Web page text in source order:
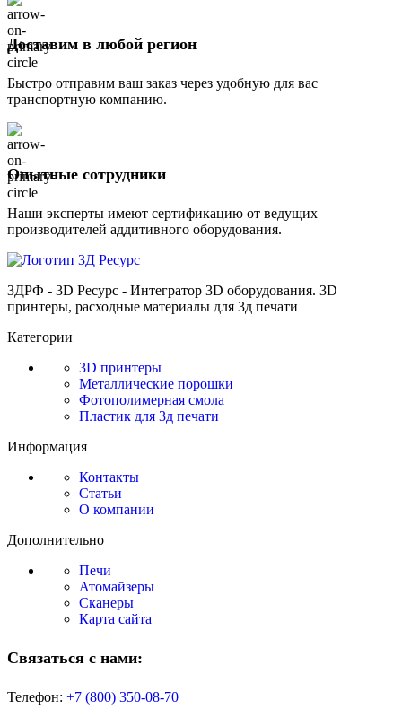
Доставим в любой регион
Быстро отправим ваш заказ через удобную для вас
транспортную компанию.
Опытные сотрудники
Наши эксперты имеют сертификацию от ведущих
производителей аддитивного оборудования.
3ДРФ - 3D Ресурс - Интегратор 3D оборудования. 3D
принтеры, расходные материалы для 3д печати
Категории
3D принтеры
Металлические порошки
Фотополимерная смола
Пластик для 3д печати
Информация
Контакты
Статьи
О компании
Дополнительно
Печи
Атомайзеры
Сканеры
Карта сайта
Связаться с нами:
Телефон: +7 (800) 350-08-70